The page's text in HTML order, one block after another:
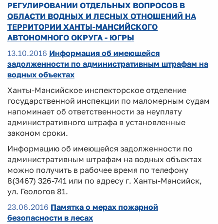
РЕГУЛИРОВАНИИ ОТДЕЛЬНЫХ ВОПРОСОВ В
ОБЛАСТИ ВОДНЫХ И ЛЕСНЫХ ОТНОШЕНИЙ НА
ТЕРРИТОРИИ ХАНТЫ-МАНСИЙСКОГО
АВТОНОМНОГО ОКРУГА - ЮГРЫ
13.10.2016 Информация об имеющейся
задолженности по административным штрафам на
водных объектах
Ханты-Мансийское инспекторское отделение
государственной инспекции по маломерным судам
напоминает об ответственности за неуплату
административного штрафа в установленные
законом сроки.
Информацию об имеющейся задолженности по
административным штрафам на водных объектах
можно получить в рабочее время по телефону
8(3467) 326-741 или по адресу г. Ханты-Мансийск,
ул. Геологов 81.
23.06.2016 Памятка о мерах пожарной
безопасности в лесах